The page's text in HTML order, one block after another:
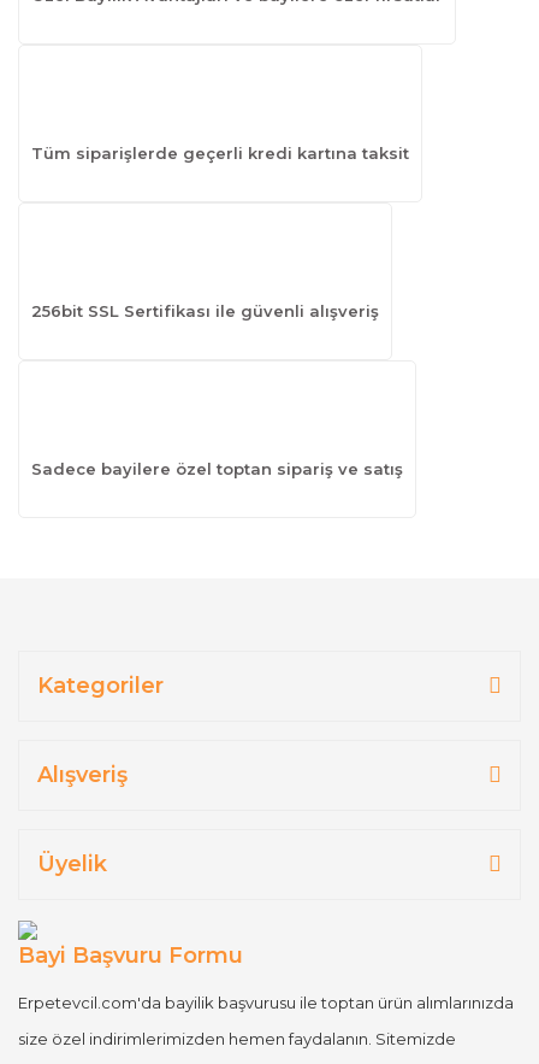
Tüm siparişlerde geçerli kredi kartına taksit
256bit SSL Sertifikası ile güvenli alışveriş
Sadece bayilere özel toptan sipariş ve satış
Kategoriler
Alışveriş
Üyelik
Bayi Başvuru Formu
Erpetevcil.com'da bayilik başvurusu ile toptan ürün alımlarınızda
size özel indirimlerimizden hemen faydalanın. Sitemizde